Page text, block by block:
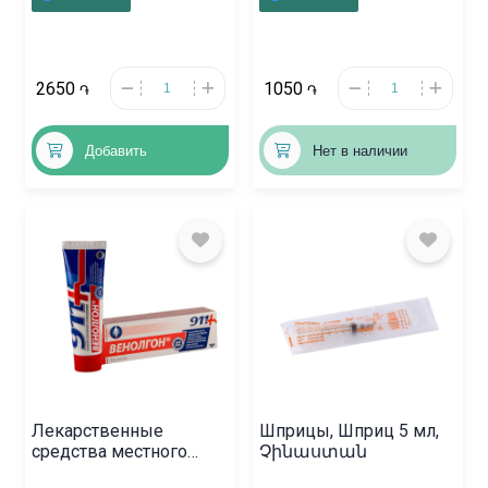
2650 ֏
Добавить
1050 ֏
Нет в наличии
Лекарственные
средства местного
Шприцы, Шприц 5 мл,
Չինաստան